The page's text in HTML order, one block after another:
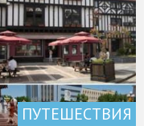
ПУТЕШЕСТВИЯ